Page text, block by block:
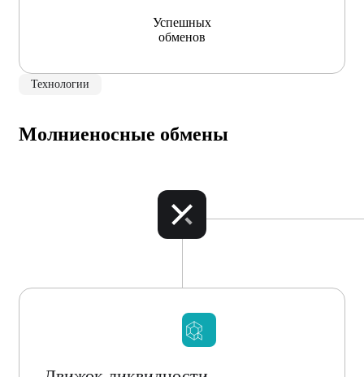
Успешных
обменов
Технологии
Молниеносные обмены